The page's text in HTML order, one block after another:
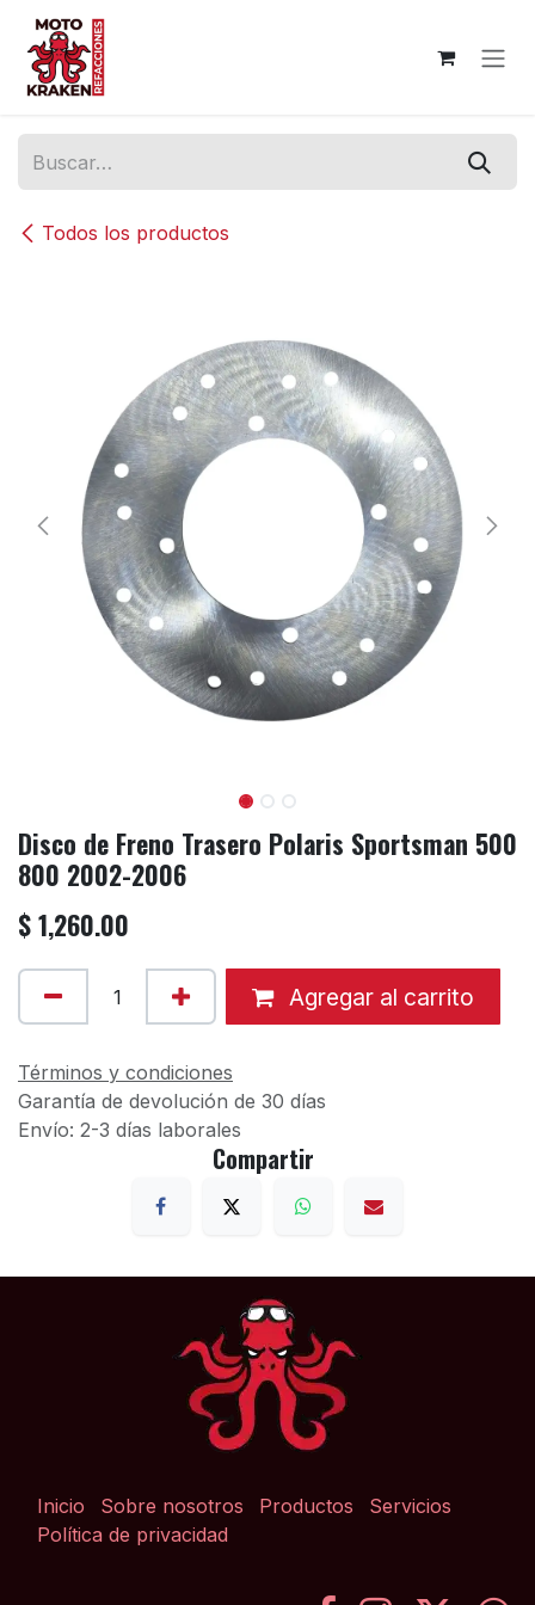
Ir al contenido
Todos los productos
Disco de Freno Trasero Polaris Sportsman 500
800 2002-2006
$1,260.00
Agregar al carrito
Términos y condiciones
Garantía de devolución de 30 días
Envío: 2-3 días laborales
Compartir
Inicio Sobre nosotros Productos
Servicios
Política de privacidad